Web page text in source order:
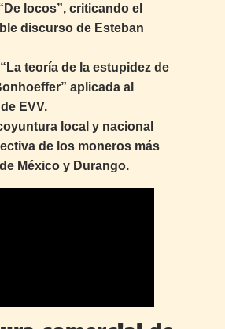
locos”, criticando el
discurso de Esteban
teoría de la estupidez de
aplicada al
EVV.
local y nacional
de los moneros más
México y Durango.